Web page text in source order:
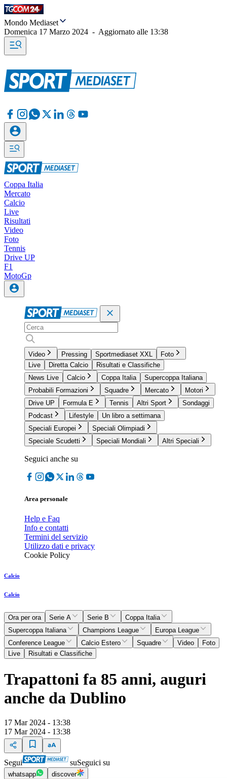
Mondo Mediaset
Domenica 17 Marzo 2024 - Aggiornato alle 13:38
Coppa Italia
Mercato
Calcio
Live
Risultati
Video
Foto
Tennis
Drive UP
F1
MotoGp
Video Pressing Sportmediaset XXL
Foto
Live
Diretta Calcio
Risultati e Classifiche
News Live
Calcio Coppa Italia
Supercoppa Italiana
Probabili Formazioni
Squadre Mercato
Motori
Drive UP
Formula E Tennis Altri Sport
Sondaggi
Podcast
Lifestyle
Un libro a settimana
Speciali Europei
Speciali Olimpiadi
Speciale Scudetti
Speciali Mondiali Altri Speciali
Seguici anche su
Area personale
Help e Faq
Info e contatti
Termini del servizio
Utilizzo dati e privacy
Cookie Policy
Calcio
Calcio
Ora per ora Serie A Serie B
Coppa Italia
Supercoppa Italiana
Champions League
Europa League
Conference League
Calcio Estero Squadre Video
Foto
Live
Risultati e Classifiche
Trapattoni fa 85 anni, auguri
anche da Dublino
17 Mar 2024 - 13:38
17 Mar 2024 - 13:38
Segui suSeguici su
whatsapp discover